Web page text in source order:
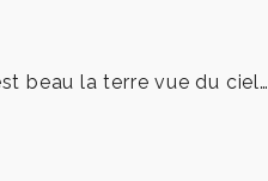
beau la terre vue du ciel…